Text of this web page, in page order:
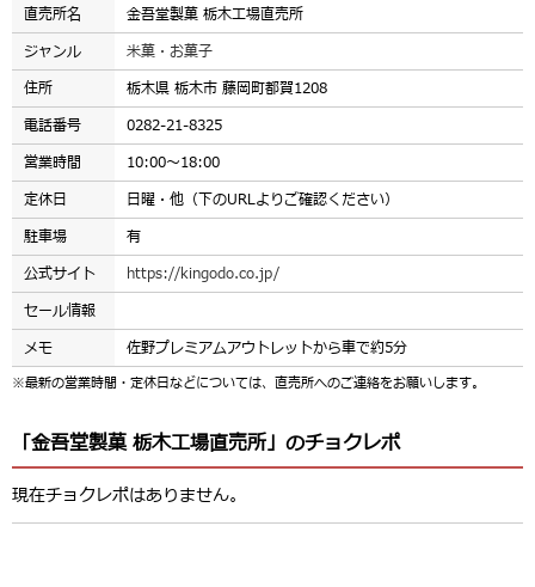
直売所名
金吾堂製菓 栃木工場直売所
ジャンル
米菓・お菓子
住所
栃木県 栃木市 藤岡町都賀1208
電話番号
0282-21-8325
営業時間
10:00～18:00
定休日
日曜・他（下のURLよりご確認ください）
駐車場
有
公式サイト
https://kingodo.co.jp/
セール情報
メモ
佐野プレミアムアウトレットから車で約5分
※最新の営業時間・定休日などについては、直売所へのご連絡をお願いします。
「金吾堂製菓 栃木工場直売所」のチョクレポ
現在チョクレポはありません。